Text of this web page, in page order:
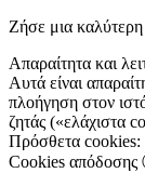
Ζήσε μια
Απαραίτητα και
Αυτά είναι
πλοήγηση στον
ζητάς («ελάχιστα
Πρόσθετα cookies:
Cookies απόδοσης